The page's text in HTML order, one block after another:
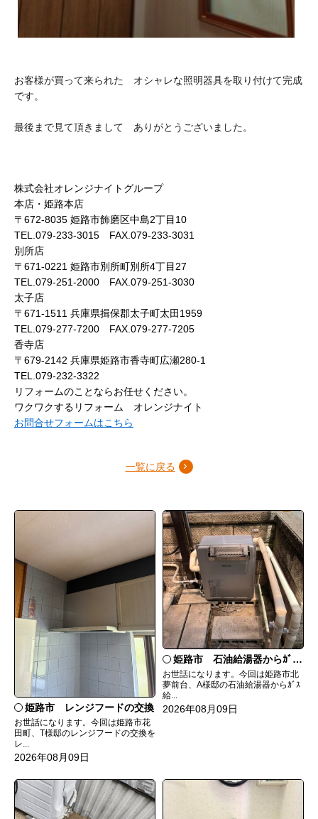
お客様が買って来られた オシャレな照明器具を取り付けて完成
です。
最後まで見て頂きまして ありがとうございました。
株式会社オレンジナイトグループ
本店・姫路本店
〒672-8035 姫路市飾磨区中島2丁目10
TEL.079-233-3015 FAX.079-233-3031
別所店
〒671-0221 姫路市別所町別所4丁目27
TEL.079-251-2000 FAX.079-251-3030
太子店
〒671-1511 兵庫県揖保郡太子町太田1959
TEL.079-277-7200 FAX.079-277-7205
香寺店
〒679-2142 兵庫県姫路市香寺町広瀬280-1
TEL.079-232-3322
リフォームのことならお任せください。
ワクワクするリフォーム オレンジナイト
お問合せフォームはこちら
一覧に戻る
姫路市 レンジフードの交換
お世話になります。今回は姫路市花
田町、T様邸のレンジフードの交換を
レ...
2026年08月09日
姫路市 石油給湯器からｶﾞｽ給湯器へ取替
お世話になります。今回は姫路市北
夢前台、A様邸の石油給湯器からｶﾞｽ
給...
2026年08月09日